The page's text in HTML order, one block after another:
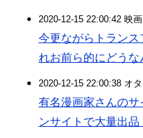
2020-12-15 22:00:42 映
今更ながらトラン
れお前ら的にどうな
2020-12-15 22:00:38 オ
有名漫画家さんのサ
ンサイトで大量出